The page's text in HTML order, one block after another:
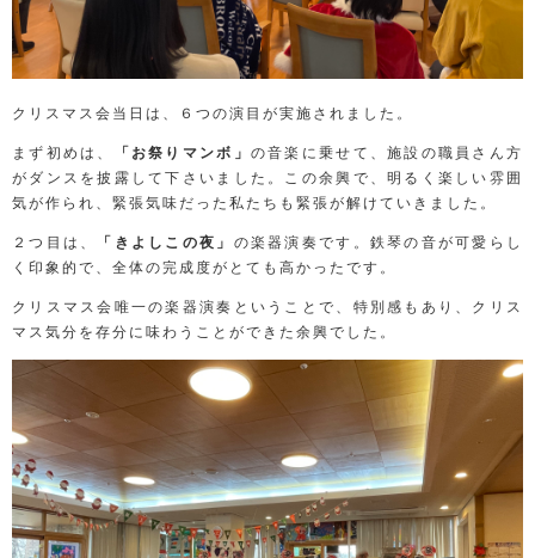
クリスマス会当日は、６つの演目が実施されました。
まず初めは、 「お祭りマンボ」 の音楽に乗せて、施設の職員さん方
がダンスを披露して下さいました。この余興で、明るく楽しい雰囲
気が作られ、緊張気味だった私たちも緊張が解けていきました。
２つ目は、 「きよしこの夜」 の楽器演奏です。鉄琴の音が可愛らし
く印象的で、全体の完成度がとても高かったです。
クリスマス会唯一の楽器演奏ということで、特別感もあり、クリス
マス気分を存分に味わうことができた余興でした。